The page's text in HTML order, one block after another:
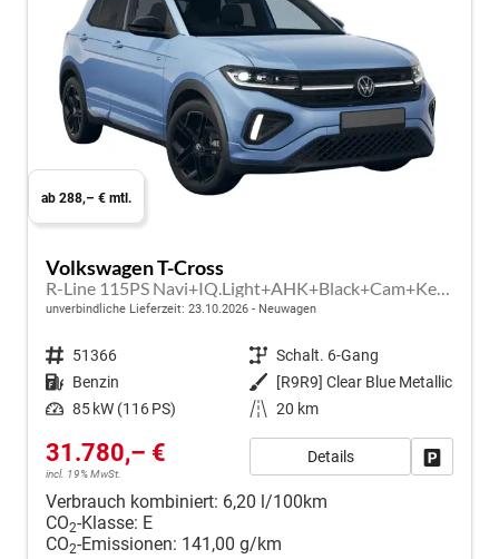
ab 288,– € mtl.
Volkswagen T-Cross
R-Line 115PS Navi+IQ.Light+AHK+Black+Cam+Keyless+GV5+Side+Climatronic
unverbindliche Lieferzeit: 23.10.2026 Neuwagen
Fahrzeugnr. 51366 Getriebe Schalt. 6-Gang
Kraftstoff Benzin Außenfarbe
[R9R9] Clear Blue Metallic
Leistung 85 kW (116 PS) Kilometerstand 20 km
31.780,– €
incl. 19% MwSt.
Details
Verbrauch kombiniert: 6,20 l/100km
CO2-Klasse: E
CO2-Emissionen: 141,00 g/km